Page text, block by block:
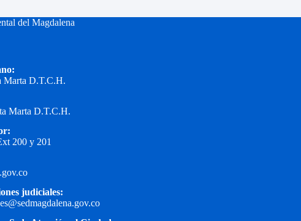
del Magdalena
Marta D.T.C.H.
Marta D.T.C.H.
200 y 201
judiciales: